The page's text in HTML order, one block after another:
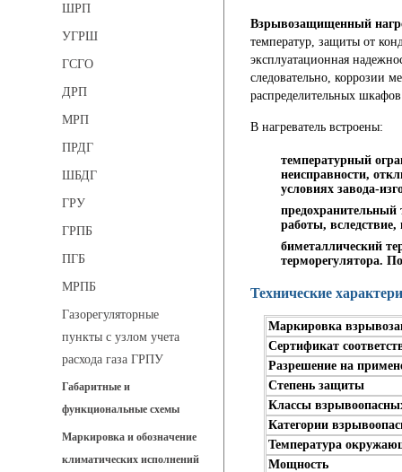
ШРП
УГРШ
ГСГО
ДРП
МРП
ПРДГ
ШБДГ
ГРУ
ГРПБ
ПГБ
МРПБ
Газорегуляторные
пункты с узлом учета
расхода газа ГРПУ
Габаритные и
функциональные схемы
Маркировка и обозначение
климатических исполнений
Взрывозащищенный
температур, защиты от
эксплуатационная
следовательно, коррозии
распределительных
В нагреватель встроены:
температурный
неисправности,
условиях завода-
работы,
биметаллический
терморегулятора.
Технические
Маркировка
Сертификат
Разрешение на
Степень защиты
Классы
Категории
Температура
Мощность